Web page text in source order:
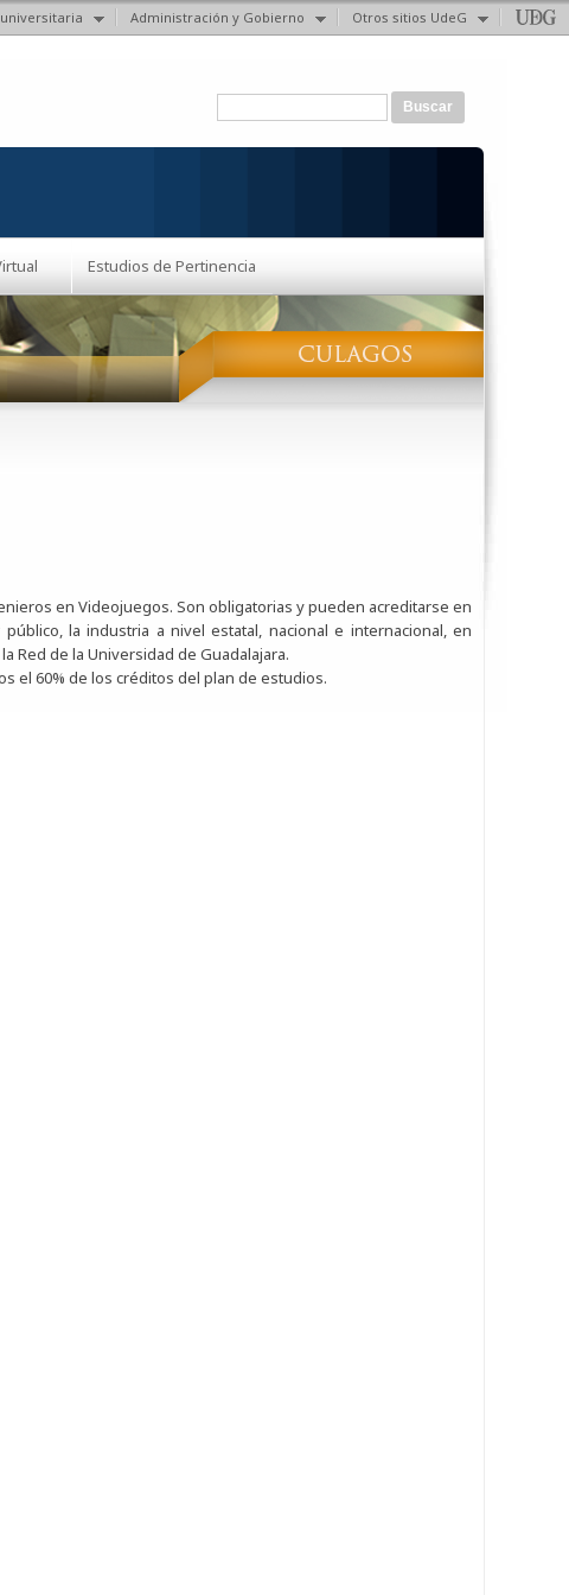
universitaria Administración y Gobierno Otros sitios UdeG
Formulario de búsqueda
Estudios de Pertinencia
en Videojuegos. Son obligatorias y pueden acreditarse en
la industria a nivel estatal, nacional e internacional, en
Red de la Universidad de Guadalajara.
el 60% de los créditos del plan de estudios.